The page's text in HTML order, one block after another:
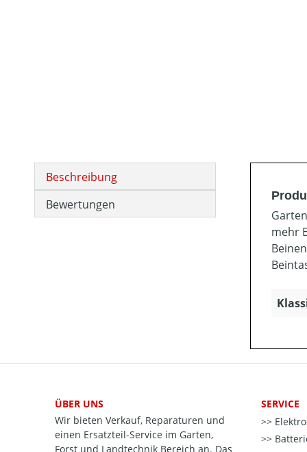
Beschreibung
Bewertungen
mehr
ÜBER UNS
Wir bieten Verkauf, Reparaturen und
einen Ersatzteil-Service im Garten,
Forst und Landtechnik Bereich an. Das
SERVICE